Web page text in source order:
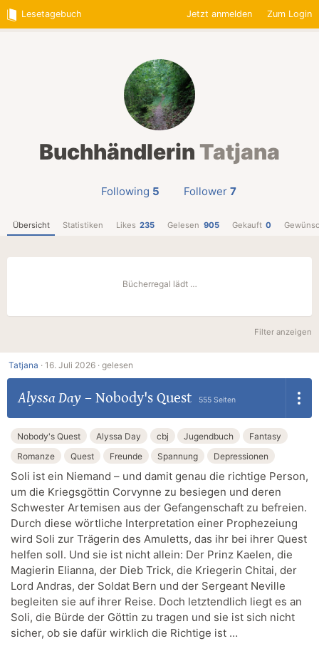
Lesetagebuch Jetzt anmelden Zum Login
Buchhändlerin Tatjana
Following 5 Follower 7
Übersicht Statistiken Likes 235 Gelesen 905 Gekauft 0
Bücherregal lädt …
Filter anzeigen
Tatjana · 16. Juli 2026 · gelesen
Alyssa Day– Nobody's Quest 555 Seiten
Nobody's Quest Alyssa Day cbj Jugendbuch
Fantasy
Romanze
Quest Freunde Spannung Depressionen
Soli ist ein Niemand – und damit genau die richtige Person,
um die Kriegsgöttin Corvynne zu besiegen und deren
Schwester Artemisen aus der Gefangenschaft zu befreien.
Durch diese wörtliche Interpretation einer Prophezeiung
wird Soli zur Trägerin des Amuletts, das ihr bei ihrer Quest
helfen soll. Und sie ist nicht allein: Der Prinz Kaelen, die
Magierin Elianna, der Dieb Trick, die Kriegerin Chitai, der
Lord Andras, der Soldat Bern und der Sergeant Neville
begleiten sie auf ihrer Reise. Doch letztendlich liegt es an
Soli, die Bürde der Göttin zu tragen und sie ist sich nicht
sicher, ob sie dafür wirklich die Richtige ist …